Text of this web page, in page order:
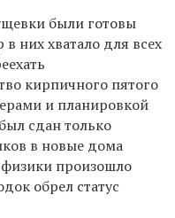
были готовы
них хватало для всех
кирпичного пятого
и планировкой
сдан только
в новые дома
физики произошло
обрел статус